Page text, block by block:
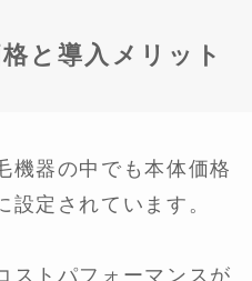
と導入メリット
機器の中でも本体価格
設定されています。
ストパフォーマンスが